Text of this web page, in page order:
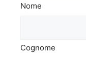
Nome
Cognome